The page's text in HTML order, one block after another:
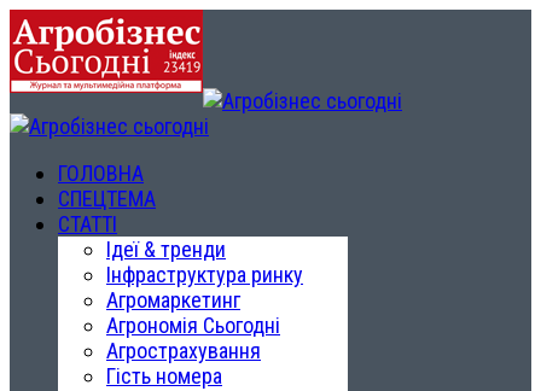
ГОЛОВНА
СПЕЦТЕМА
СТАТТІ
Ідеї & тренди
Інфраструктура ринку
Агромаркетинг
Агрономія Сьогодні
Агрострахування
Гість номера